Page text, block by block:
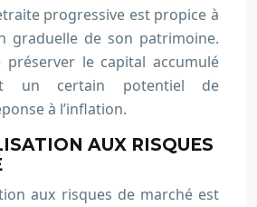
progressive est propice à
graduelle de son patrimoine.
préserver le capital accumulé
un certain potentiel de
à l’inflation.
AUX RISQUES
aux risques de marché est